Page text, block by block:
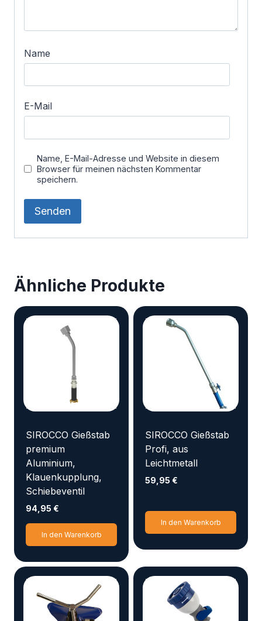
Name
E-Mail
Name, E-Mail-Adresse und Website in diesem
Browser für meinen nächsten Kommentar
speichern.
Ähnliche Produkte
SIROCCO Gießstab
premium
Aluminium,
Klauenkupplung,
Schiebeventil
94,95 €
In den Warenkorb
SIROCCO Gießstab
Profi, aus
Leichtmetall
59,95 €
In den Warenkorb